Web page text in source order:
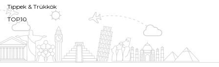
Tippek & Trükkök
TOP10